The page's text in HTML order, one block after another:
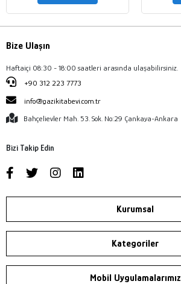
Bize Ulaşın
Haftaiçi 08:30 - 18:00 saatleri arasında ulaşabilirsiniz.
+90 312 223 7773
info@gazikitabevi.com.tr
Bahçelievler Mah. 53. Sok. No:29 Çankaya-Ankara
Bizi Takip Edin
Kurumsal
Kategoriler
Mobil Uygulamalarımız